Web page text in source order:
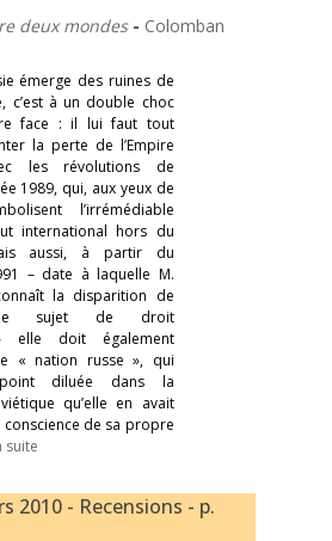
deux mondes - Colomban
émerge des ruines de
c’est à un double choc
face : il lui faut tout
la perte de l’Empire
les révolutions de
1989, qui, aux yeux de
l’irrémédiable
international hors du
aussi, à partir du
– date à laquelle M.
la disparition de
sujet de droit
elle doit également
« nation russe », qui
diluée dans la
qu’elle en avait
conscience de sa propre
suite
2010 - Recensions - p.